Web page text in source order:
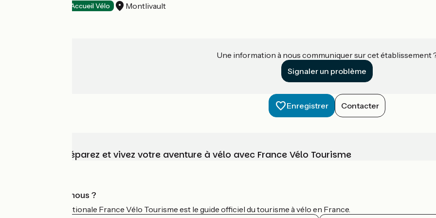
Accueil Vélo Montlivault
Une information à nous communiquer sur cet établissement
Signaler un problème
Enregistrer Contacter
Choisissez, préparez et vivez votre aventure à vélo avec France Vélo Tourisme
Qui sommes-nous ?
L'association nationale France Vélo Tourisme est le guide officiel du tourisme à vélo en France.